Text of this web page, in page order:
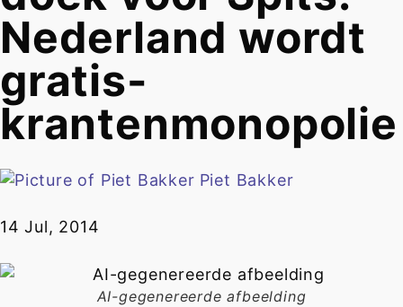
Nederland wordt
gratis-
krantenmonopolie
Piet Bakker
14 Jul, 2014
AI-gegenereerde afbeelding